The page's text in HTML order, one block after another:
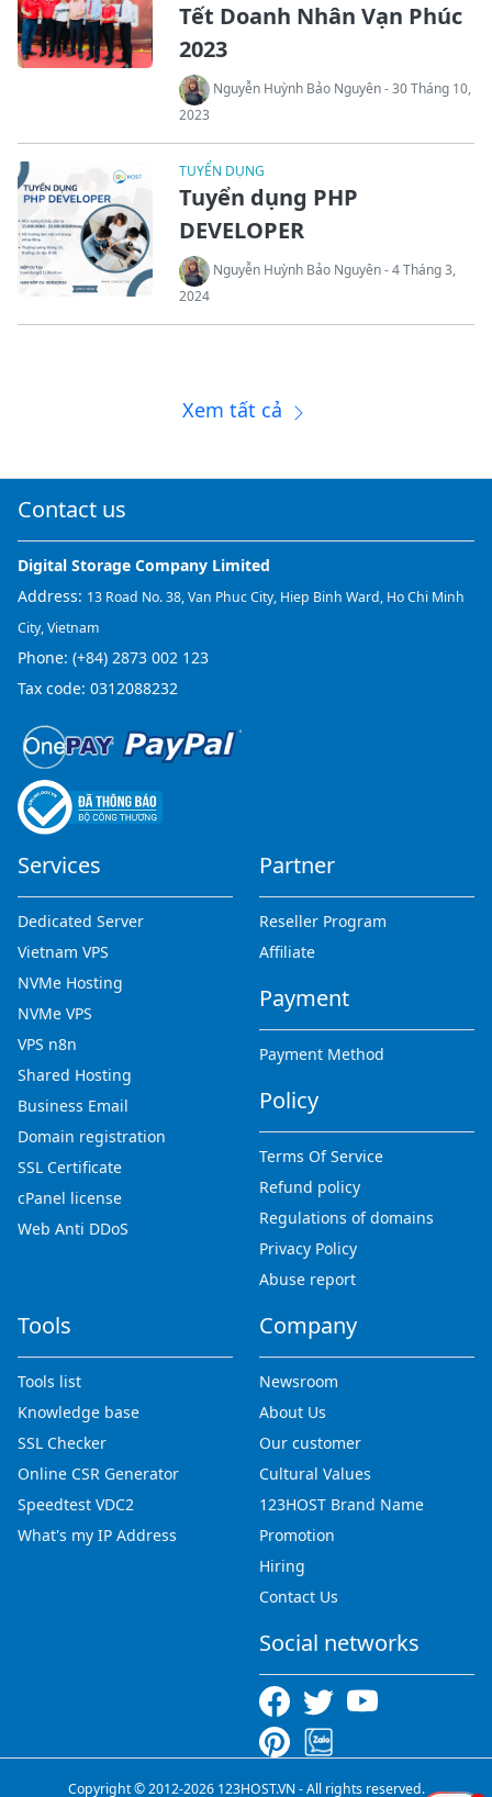
Tết Doanh Nhân Vạn Phúc
2023
Nguyễn Huỳnh Bảo Nguyên - 30 Tháng 10,
2023
TUYỂN DỤNG
Tuyển dụng PHP
DEVELOPER
Nguyễn Huỳnh Bảo Nguyên - 4 Tháng 3,
2024
Xem tất cả
Contact us
Digital Storage Company Limited
Address: 13 Road No. 38, Van Phuc City, Hiep Binh Ward, Ho Chi Minh
City, Vietnam
Phone: (+84) 2873 002 123
Tax code: 0312088232
Services
Dedicated Server
Vietnam VPS
NVMe Hosting
NVMe VPS
VPS n8n
Shared Hosting
Business Email
Domain registration
SSL Certificate
cPanel license
Web Anti DDoS
Partner
Reseller Program
Affiliate
Payment
Payment Method
Policy
Terms Of Service
Refund policy
Regulations of domains
Privacy Policy
Abuse report
Tools
Tools list
Knowledge base
SSL Checker
Online CSR Generator
Speedtest VDC2
What's my IP Address
Company
Newsroom
About Us
Our customer
Cultural Values
123HOST Brand Name
Promotion
Hiring
Contact Us
Social networks
Copyright © 2012-2026 123HOST.VN - All rights reserved.